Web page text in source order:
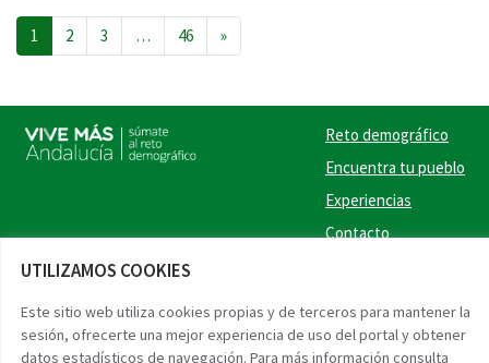
UTILIZAMOS COOKIES
Este sitio web utiliza cookies propias y de terceros para mantener la
sesión, ofrecerte una mejor experiencia de uso del portal y obtener
datos estadísticos de navegación. Para más información consulta
Navegación de entradas
1 2 3 … 46 »
Reto demográfico
Encuentra tu pueblo
Experiencias
Contacto
Accesibilidad Aviso legal Protección de datos